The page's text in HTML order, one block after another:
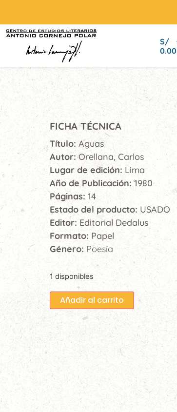
S/
0.00
FICHA TÉCNICA
Título: Aguas
Autor:Orellana, Carlos
Lugar de edición: Lima
Año de Publicación:1980
Páginas: 14
Estado del producto: USADO
Editor: Editorial Dedalus
Formato: Papel
Género: Poesía
1 disponibles
Añadir al carrito